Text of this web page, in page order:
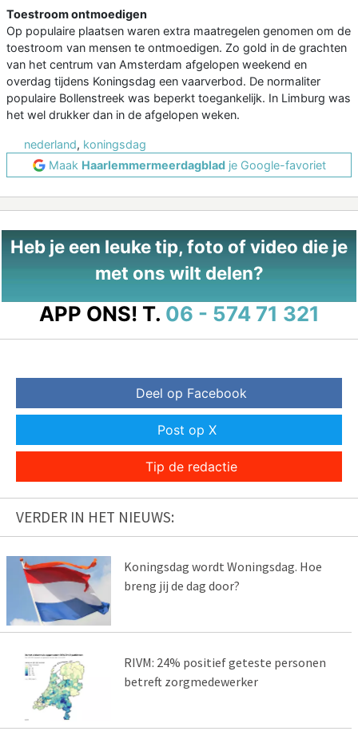
Toestroom ontmoedigen
Op populaire plaatsen waren extra maatregelen genomen om de
toestroom van mensen te ontmoedigen. Zo gold in de grachten
van het centrum van Amsterdam afgelopen weekend en
overdag tijdens Koningsdag een vaarverbod. De normaliter
populaire Bollenstreek was beperkt toegankelijk. In Limburg was
het wel drukker dan in de afgelopen weken.
nederland, koningsdag
Maak Haarlemmermeerdagbladje Google-favoriet
Heb je een leuke tip, foto of video die je
met ons wilt delen?
APP ONS! T. 06 - 574 71 321
Deel op Facebook
Post op X
Tip de redactie
VERDER IN HET NIEUWS:
Koningsdag wordt Woningsdag. Hoe
breng jij de dag door?
RIVM: 24% positief geteste personen
betreft zorgmedewerker